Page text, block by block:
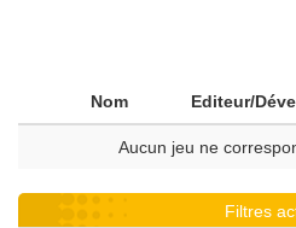
Nom Editeur/
Aucun jeu ne
Filtres